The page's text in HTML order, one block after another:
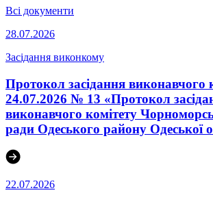
Всі документи
28.07.2026
Засідання виконкому
Протокол засідання виконавчого
24.07.2026 № 13 «Протокол
виконавчого комітету
ради Одеського району Одеської
22.07.2026